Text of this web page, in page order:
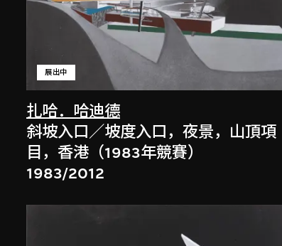
扎哈．哈迪德
展出中
斜坡入口／坡度入口，夜景，山頂項
目，香港（1983年競賽）
1983/2012